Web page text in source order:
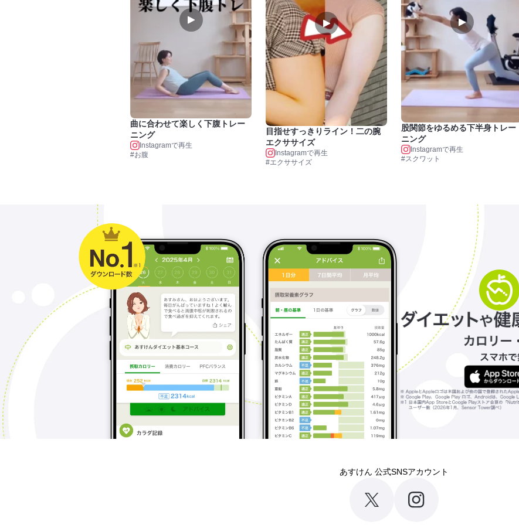
曲に合わせて楽しく下腹トレー
ニング
Instagramで再生
#お腹
目指せすっきりライン！二の腕
エクササイズ
Instagramで再生
#エクササイズ
股関節をゆるめる下半身トレー
ニング
Instagramで再生
#スクワット
あすけん 公式SNSアカウント